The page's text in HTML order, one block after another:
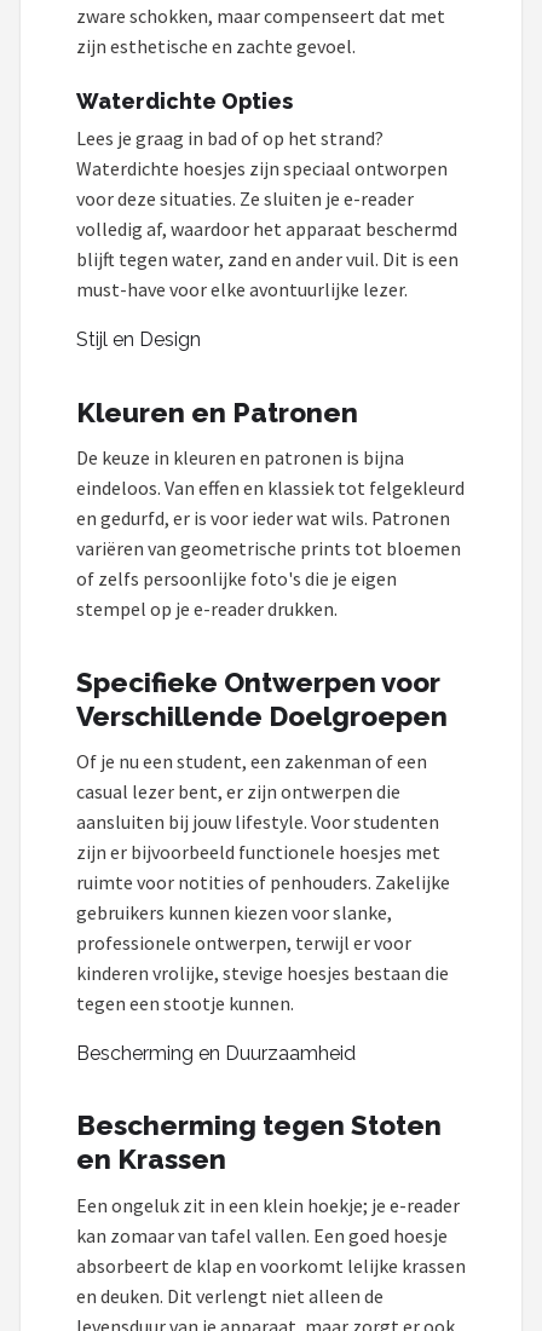
zware schokken, maar compenseert dat met
zijn esthetische en zachte gevoel.
Waterdichte Opties
Lees je graag in bad of op het strand?
Waterdichte hoesjes zijn speciaal ontworpen
voor deze situaties. Ze sluiten je e-reader
volledig af, waardoor het apparaat beschermd
blijft tegen water, zand en ander vuil. Dit is een
must-have voor elke avontuurlijke lezer.
Stijl en Design
Kleuren en Patronen
De keuze in kleuren en patronen is bijna
eindeloos. Van effen en klassiek tot felgekleurd
en gedurfd, er is voor ieder wat wils. Patronen
variëren van geometrische prints tot bloemen
of zelfs persoonlijke foto's die je eigen
stempel op je e-reader drukken.
Specifieke Ontwerpen voor
Verschillende Doelgroepen
Of je nu een student, een zakenman of een
casual lezer bent, er zijn ontwerpen die
aansluiten bij jouw lifestyle. Voor studenten
zijn er bijvoorbeeld functionele hoesjes met
ruimte voor notities of penhouders. Zakelijke
gebruikers kunnen kiezen voor slanke,
professionele ontwerpen, terwijl er voor
kinderen vrolijke, stevige hoesjes bestaan die
tegen een stootje kunnen.
Bescherming en Duurzaamheid
Bescherming tegen Stoten
en Krassen
Een ongeluk zit in een klein hoekje; je e-reader
kan zomaar van tafel vallen. Een goed hoesje
absorbeert de klap en voorkomt lelijke krassen
en deuken. Dit verlengt niet alleen de
levensduur van je apparaat, maar zorgt er ook